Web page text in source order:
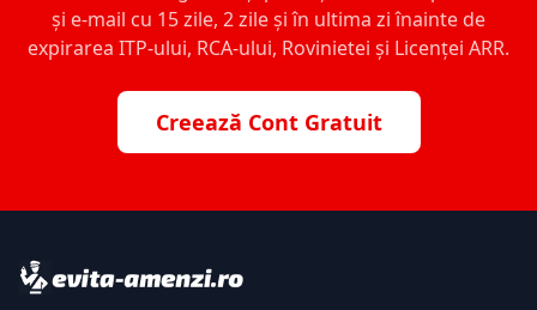
și e-mail cu 15 zile, 2 zile și în ultima zi înainte de
expirarea ITP-ului, RCA-ului, Rovinietei și Licenței ARR.
Creează Cont Gratuit